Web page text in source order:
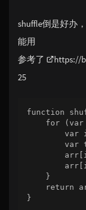
shuffle倒是好办
能用
参考了
https://
25
function
for (var
var
var
    }
return
}